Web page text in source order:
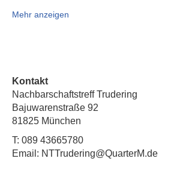
Mehr anzeigen
Kontakt
Nachbarschaftstreff Trudering
Bajuwarenstraße 92
81825 München
T: 089 43665780
Email: NTTrudering@QuarterM.de